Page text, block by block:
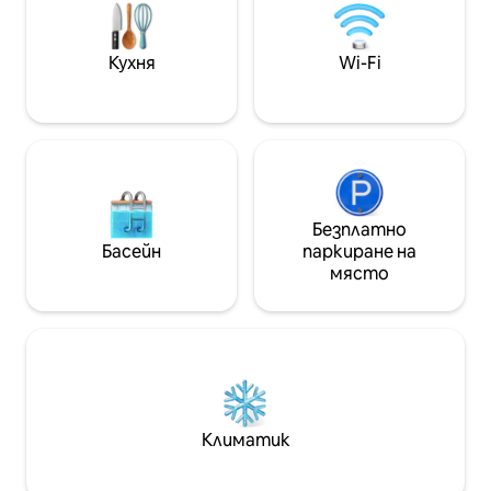
забележителности в Уюни. ✨
Защото тук не просто отсядате…
чувствате се като у дома си.
място
варират в
наличността
Кухня Wi-Fi
Басейн
Безплатно
паркиране на
място
Климатик